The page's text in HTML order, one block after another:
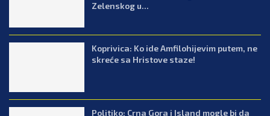
Zelenskog u...
Koprivica: Ko ide Amfilohijevim putem, ne
skreće sa Hristove staze!
Politiko: Crna Gora i Island mogle bi da